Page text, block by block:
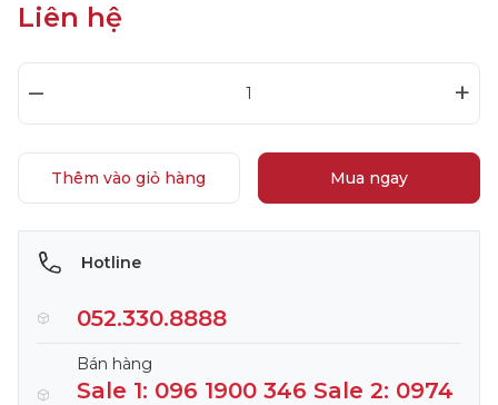
Liên hệ
– +
Thêm vào giỏ hàng Mua ngay
Hotline
052.330.8888
Bán hàng
Sale 1: 096 1900 346 Sale 2: 0974